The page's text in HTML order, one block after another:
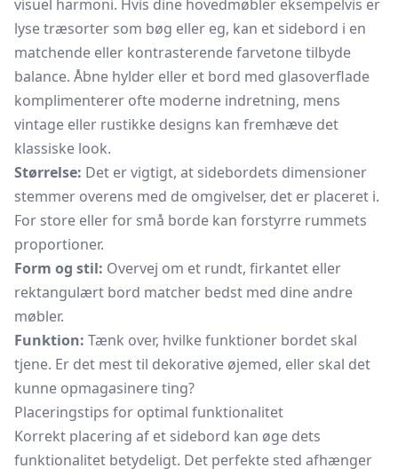
visuel harmoni. Hvis dine hovedmøbler eksempelvis er
lyse træsorter som bøg eller eg, kan et sidebord i en
matchende eller kontrasterende farvetone tilbyde
balance. Åbne hylder eller et bord med glasoverflade
komplimenterer ofte moderne indretning, mens
vintage eller rustikke designs kan fremhæve det
klassiske look.
Størrelse: Det er vigtigt, at sidebordets dimensioner
stemmer overens med de omgivelser, det er placeret i.
For store eller for små borde kan forstyrre rummets
proportioner.
Form og stil: Overvej om et rundt, firkantet eller
rektangulært bord matcher bedst med dine andre
møbler.
Funktion: Tænk over, hvilke funktioner bordet skal
tjene. Er det mest til dekorative øjemed, eller skal det
kunne opmagasinere ting?
Placeringstips for optimal funktionalitet
Korrekt placering af et sidebord kan øge dets
funktionalitet betydeligt. Det perfekte sted afhænger